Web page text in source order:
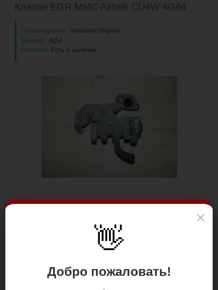
×
👋
Добро пожаловать!
Клапан EGR MMC Airtrek CU4W 4G64
Производитель: Mitsubishi Original
Модель: 4g64
Наличие: Есть в наличии